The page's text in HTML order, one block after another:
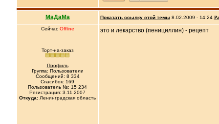
МаДаМа Показать ссылку этой темы 8.02.2009 - 14:24
Сейчас Offline
Торт-на-заказ
Профиль
Группа: Пользователи
Сообщений: 8 334
Спасибок: 169
Пользователь №: 15 234
Регистрация: 3.11.2007
Откуда: Ленинградская область
это и лекарство (пенициллин) - рецепт